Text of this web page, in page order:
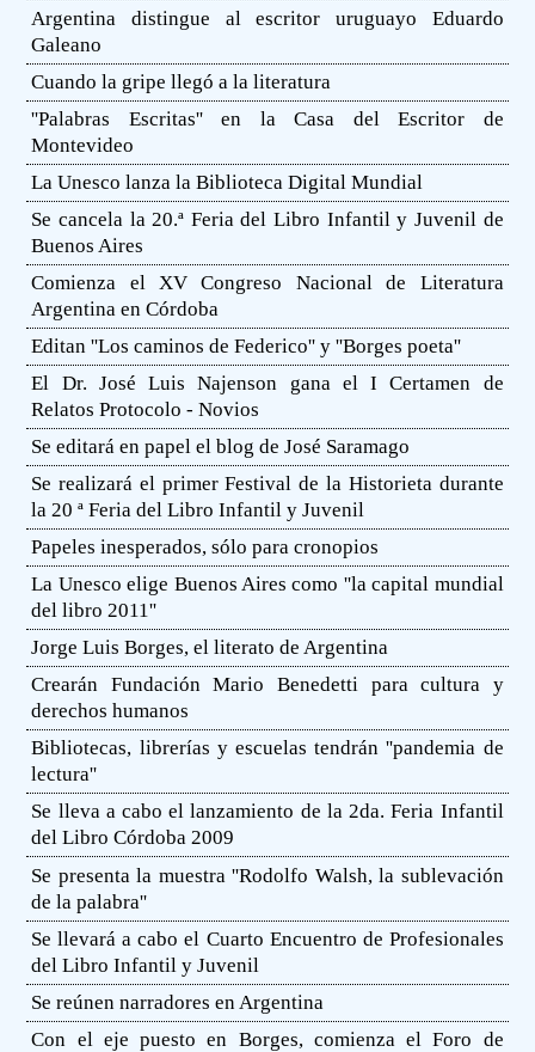
Argentina distingue al escritor uruguayo Eduardo
Galeano
Cuando la gripe llegó a la literatura
''Palabras Escritas'' en la Casa del Escritor de
Montevideo
La Unesco lanza la Biblioteca Digital Mundial
Se cancela la 20.ª Feria del Libro Infantil y Juvenil de
Buenos Aires
Comienza el XV Congreso Nacional de Literatura
Argentina en Córdoba
Editan ''Los caminos de Federico'' y ''Borges poeta''
El Dr. José Luis Najenson gana el I Certamen de
Relatos Protocolo - Novios
Se editará en papel el blog de José Saramago
Se realizará el primer Festival de la Historieta durante
la 20 ª Feria del Libro Infantil y Juvenil
Papeles inesperados, sólo para cronopios
La Unesco elige Buenos Aires como ''la capital mundial
del libro 2011''
Jorge Luis Borges, el literato de Argentina
Crearán Fundación Mario Benedetti para cultura y
derechos humanos
Bibliotecas, librerías y escuelas tendrán ''pandemia de
lectura''
Se lleva a cabo el lanzamiento de la 2da. Feria Infantil
del Libro Córdoba 2009
Se presenta la muestra ''Rodolfo Walsh, la sublevación
de la palabra''
Se llevará a cabo el Cuarto Encuentro de Profesionales
del Libro Infantil y Juvenil
Se reúnen narradores en Argentina
Con el eje puesto en Borges, comienza el Foro de